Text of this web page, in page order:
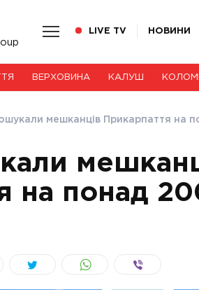
LIVE TV НОВИНИ
ВЕРХОВИНА КАЛУШ
мешканців Прикарпаття на
на понад